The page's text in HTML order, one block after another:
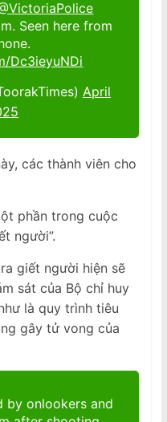
Seen here from
Dc3ieyuNDi
April
các thành viên cho
phần trong cuộc
người”.
giết người hiện sẽ
sát của Bộ chỉ huy
là quy trình tiêu
gây tử vong của
by onlookers and